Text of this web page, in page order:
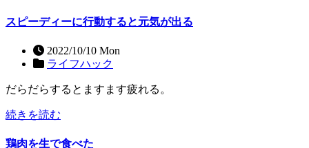
スピーディーに行動すると元気が出る
2022/10/10 Mon
ライフハック
だらだらするとますます疲れる。
続きを読む
鶏肉を生で食べた